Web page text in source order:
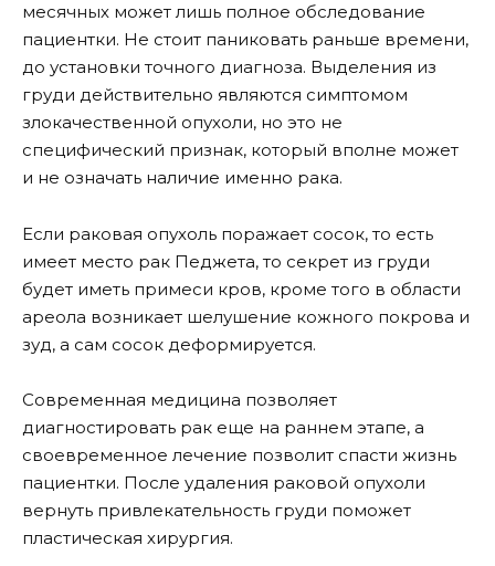
месячных может лишь полное обследование
пациентки. Не стоит паниковать раньше времени,
до установки точного диагноза. Выделения из
груди действительно являются симптомом
злокачественной опухоли, но это не
специфический признак, который вполне может
и не означать наличие именно рака.
Если раковая опухоль поражает сосок, то есть
имеет место рак Педжета, то секрет из груди
будет иметь примеси кров, кроме того в области
ареола возникает шелушение кожного покрова и
зуд, а сам сосок деформируется.
Современная медицина позволяет
диагностировать рак еще на раннем этапе, а
своевременное лечение позволит спасти жизнь
пациентки. После удаления раковой опухоли
вернуть привлекательность груди поможет
пластическая хирургия.